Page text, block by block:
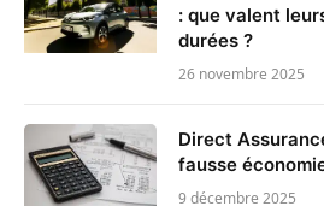
: que valent
durées ?
26 novembre 2025
Direct
fausse
9 décembre 2025